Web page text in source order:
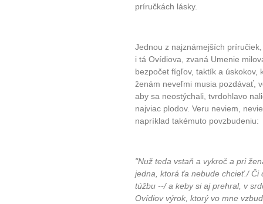
Máte pocit, že jste unaveni
Jak mít více energie
Jak vnést do života
Jak být šťastnější
príručkách lásky.
Jednou z najznámejších
i tá Ovídiova, zvaná Umenie
bezpočet fígľov, taktík a úskokov,
ženám neveľmi musia pozdávať,
aby sa neostýchali, tvrdohlavo
najviac plodov. Veru neviem,
napríklad takémuto povzbudeniu:
"Nuž teda vstaň a vykroč a pri
jedna, ktorá ťa nebude chcieť./
túžbu --/ a keby si aj prehral, v
Ovídiov výrok, ktorý vo mne